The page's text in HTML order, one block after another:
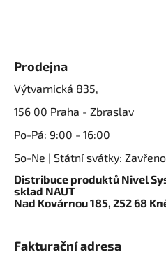
Prodejna
Výtvarnická 835,
156 00 Praha - Zbraslav
Po-Pá: 9:00 - 16:00
So-Ne | Státní svátky: Zavřeno
Distribuce produktů Nivel
sklad NAUT
Nad Kovárnou 185, 252 68
Fakturační adresa